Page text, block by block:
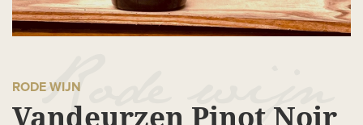
RODE WIJN
Vandeurzen Pinot Noir